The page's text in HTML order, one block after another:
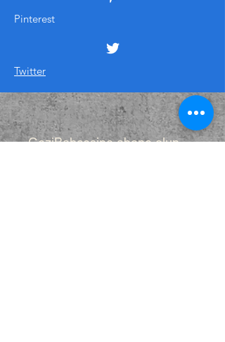
Pinterest
Twitter
GeziBahçesine abone olun